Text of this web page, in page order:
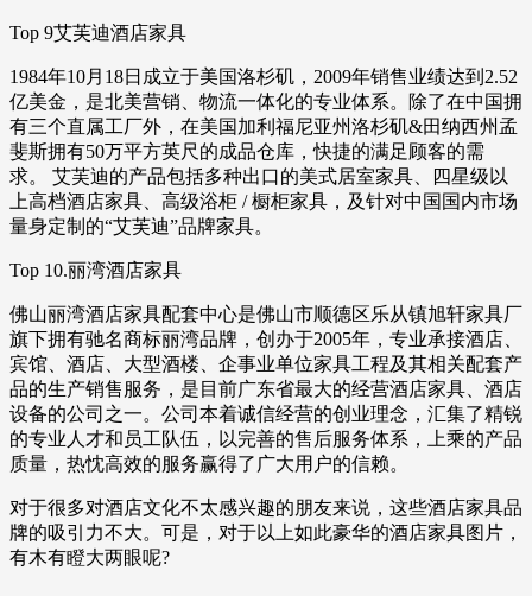
Top 9艾芙迪酒店家具
1984年10月18日成立于美国洛杉矶，2009年销售业绩达到2.52
亿美金，是北美营销、物流一体化的专业体系。除了在中国拥
有三个直属工厂外，在美国加利福尼亚州洛杉矶&田纳西州孟
斐斯拥有50万平方英尺的成品仓库，快捷的满足顾客的需
求。 艾芙迪的产品包括多种出口的美式居室家具、四星级以
上高档酒店家具、高级浴柜 / 橱柜家具，及针对中国国内市场
量身定制的“艾芙迪”品牌家具。
Top 10.丽湾酒店家具
佛山丽湾酒店家具配套中心是佛山市顺德区乐从镇旭轩家具厂
旗下拥有驰名商标丽湾品牌，创办于2005年，专业承接酒店、
宾馆、酒店、大型酒楼、企事业单位家具工程及其相关配套产
品的生产销售服务，是目前广东省最大的经营酒店家具、酒店
设备的公司之一。公司本着诚信经营的创业理念，汇集了精锐
的专业人才和员工队伍，以完善的售后服务体系，上乘的产品
质量，热忱高效的服务赢得了广大用户的信赖。
对于很多对酒店文化不太感兴趣的朋友来说，这些酒店家具品
牌的吸引力不大。可是，对于以上如此豪华的酒店家具图片，
有木有瞪大两眼呢?